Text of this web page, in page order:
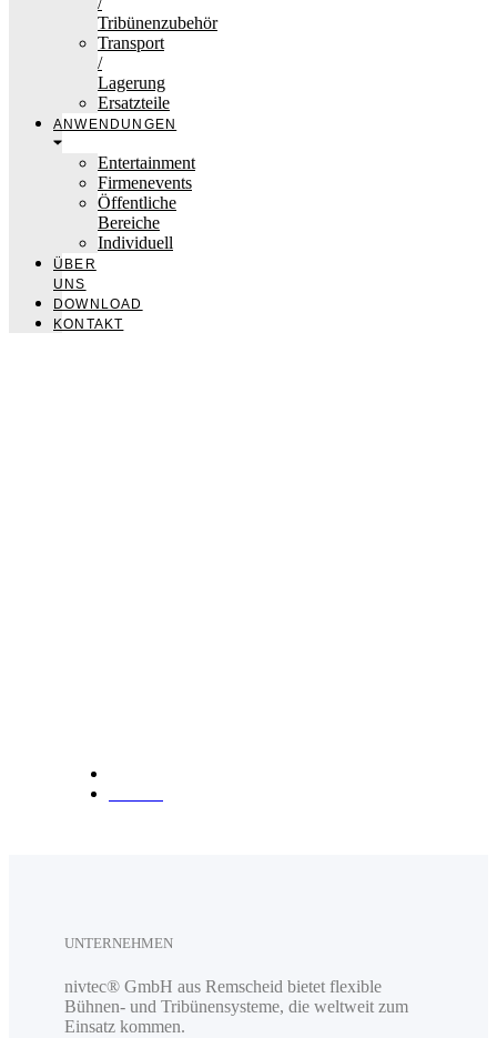
Tribünenzubehör
Transport
/
Lagerung
Ersatzteile
ANWENDUNGEN
Entertainment
Firmenevents
Öffentliche
Bereiche
Individuell
ÜBER
UNS
DOWNLOAD
KONTAKT
UNTERNEHMEN
nivtec® GmbH aus Remscheid bietet flexible
Bühnen- und Tribünensysteme, die weltweit zum
Einsatz kommen.